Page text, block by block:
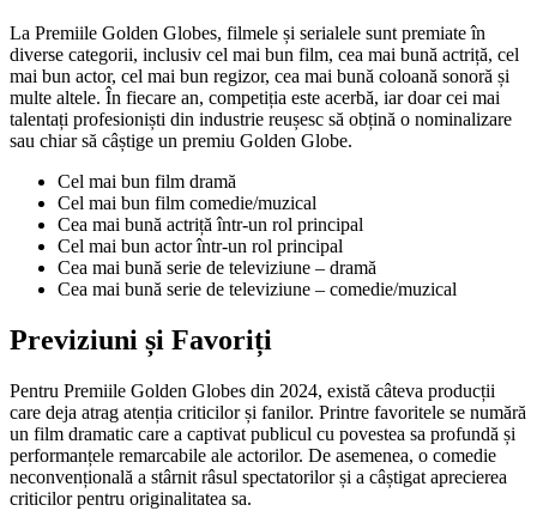
La Premiile Golden Globes, filmele și serialele sunt premiate în
diverse categorii, inclusiv cel mai bun film, cea mai bună actriță, cel
mai bun actor, cel mai bun regizor, cea mai bună coloană sonoră și
multe altele. În fiecare an, competiția este acerbă, iar doar cei mai
talentați profesioniști din industrie reușesc să obțină o nominalizare
sau chiar să câștige un premiu Golden Globe.
Cel mai bun film dramă
Cel mai bun film comedie/muzical
Cea mai bună actriță într-un rol principal
Cel mai bun actor într-un rol principal
Cea mai bună serie de televiziune – dramă
Cea mai bună serie de televiziune – comedie/muzical
Previziuni și Favoriți
Pentru Premiile Golden Globes din 2024, există câteva producții
care deja atrag atenția criticilor și fanilor. Printre favoritele se numără
un film dramatic care a captivat publicul cu povestea sa profundă și
performanțele remarcabile ale actorilor. De asemenea, o comedie
neconvențională a stârnit râsul spectatorilor și a câștigat aprecierea
criticilor pentru originalitatea sa.